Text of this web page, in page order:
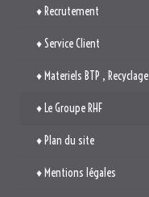
♦ Plan du site
♦ Mentions légales
♦ Politique de cookies (UE)
TROUVEZ-NOUS